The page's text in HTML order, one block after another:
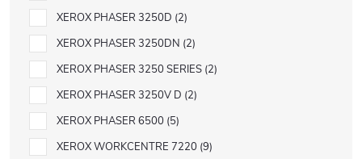
XEROX PHASER 3250D 2
XEROX PHASER 3250DN 2
XEROX PHASER 3250 SERIES 2
XEROX PHASER 3250V D 2
XEROX PHASER 6500 5
XEROX WORKCENTRE 7220 9